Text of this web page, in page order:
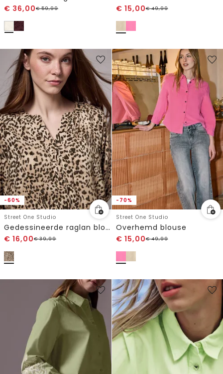
€ 36,00€59,99
€ 15,00€49,99
-60%
Street One Studio
Gedessineerde raglan blouse
€ 16,00€39,99
-70%
Street One Studio
Overhemd blouse
€ 15,00€49,99